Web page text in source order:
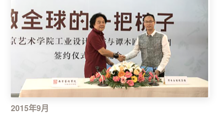
2015年9月